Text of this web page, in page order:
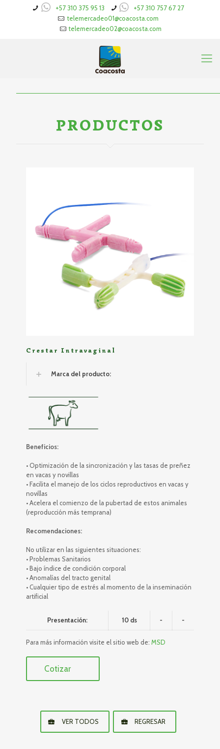
+57 310 375 95 13
+57 310 757 67 27
telemercadeo01@coacosta.com
telemercadeo02@coacosta.com
PRODUCTOS
Crestar Intravaginal
Marca del producto:
Beneficios:
• Optimización de la sincronización y las tasas de preñez
en vacas y novillas
• Facilita el manejo de los ciclos reproductivos en vacas y
novillas
• Acelera el comienzo de la pubertad de estos animales
(reproducción más temprana)
Recomendaciones:
No utilizar en las siguientes situaciones:
• Problemas Sanitarios
• Bajo índice de condición corporal
• Anomalías del tracto genital
• Cualquier tipo de estrés al momento de la inseminación
artificial
Presentación: 10 ds - -
Para más información visite el sitio web de: MSD
Cotizar
VER TODOS REGRESAR